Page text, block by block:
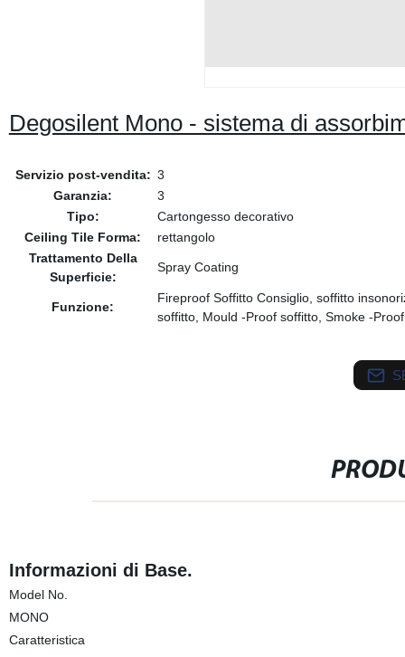
Degosilent Mono - sistema di
Servizio post-vendita: 3
Garanzia:
3
Tipo:
Cartongesso decorativo
Ceiling Tile Forma:
rettangolo
Trattamento Della
Superficie:
Spray Coating
Funzione:
Fireproof Soffitto Consiglio, soffitto
soffitto, Mould -Proof soffitto, Smoke -
Informazioni di Base.
Model No.
MONO
Caratteristica